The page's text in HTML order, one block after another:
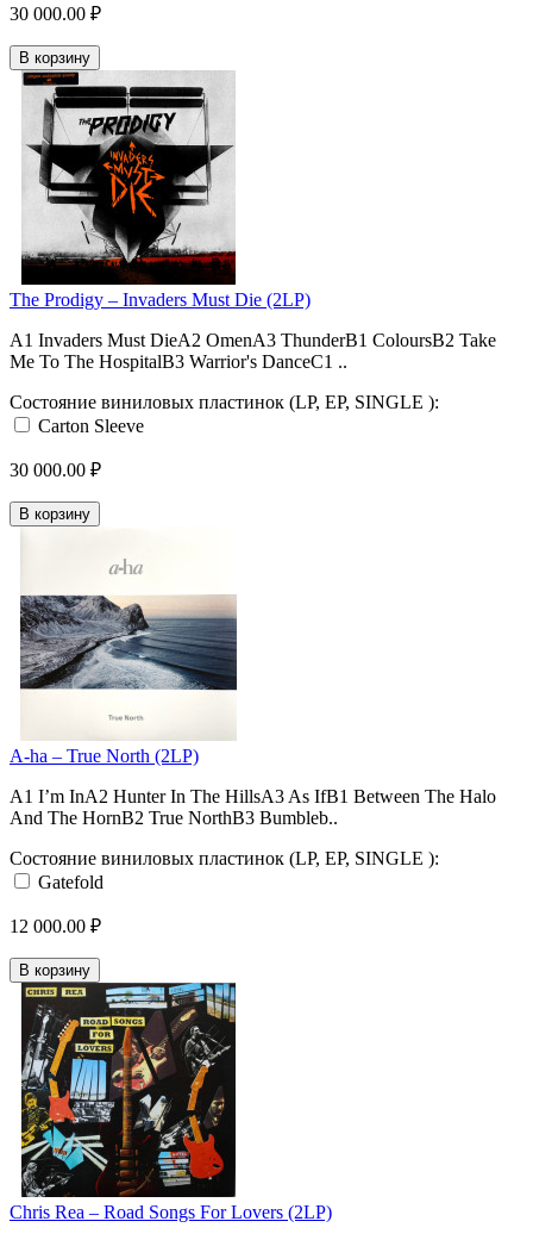
30 000.00 ₽
В корзину
The Prodigy – Invaders Must Die (2LP)
A1 Invaders Must DieA2 OmenA3 ThunderB1 ColoursB2 Take
Me To The HospitalB3 Warrior's DanceC1 ..
Состояние виниловых пластинок (LP, EP, SINGLE ):
Carton Sleeve
30 000.00 ₽
В корзину
A-ha – True North (2LP)
A1 I’m InA2 Hunter In The HillsA3 As IfB1 Between The Halo
And The HornB2 True NorthB3 Bumbleb..
Состояние виниловых пластинок (LP, EP, SINGLE ):
Gatefold
12 000.00 ₽
В корзину
Chris Rea – Road Songs For Lovers (2LP)